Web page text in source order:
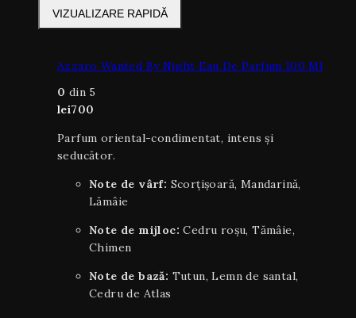
VIZUALIZARE RAPIDĂ
Azzaro Wanted By Night Eau De Parfum 100 Ml
0 din 5
lei700
Parfum oriental-condimentat, intens și
seducător.
Note de vârf: Scorțișoară, Mandarină,
Lămâie
Note de mijloc: Cedru roșu, Tămâie,
Chimen
Note de bază: Tutun, Lemn de santal,
Cedru de Atlas